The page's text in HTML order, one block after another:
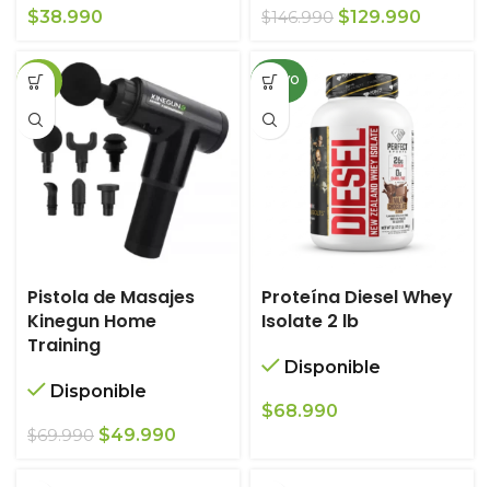
$38.990 $146.990 El
era:
$129.990
-29%
Pistola de Masajes
Kinegun Home
Training
Disponible
$69.990 El
$49.990
NUEVO
Proteína Diesel Whey
Isolate 2 lb
Disponible
$68.990